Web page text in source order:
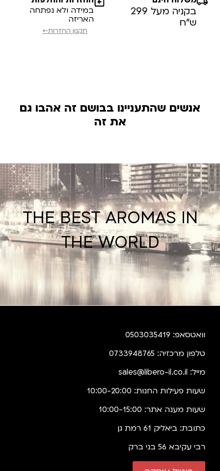
בקניה מעל 299
ש”ח
במידה ולא נפתחה
האריזה
תקנון החזרות←
אנשים שהתעניינו בבושם זה אהבו גם
את זה
THE BEST AROMAS IN
THE WORLD
וואטסאפ: 0503035419
טלפון מרכזיה: 0733948765
מייל: sales@libero-il.co.il
שעות פעילות החנות: 10:00-20:00
שעות מענה אתר: 10:00-15:00
כתובת: ביאליק 61 רמת גן
רבי עקיבא 56 בני ברק